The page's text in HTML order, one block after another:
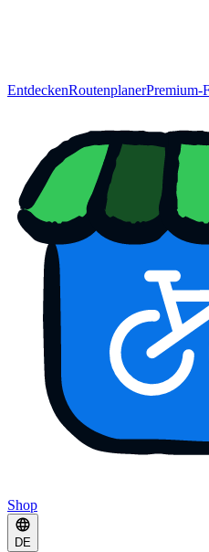
EntdeckenRoutenplanerPremium-
Shop
DE